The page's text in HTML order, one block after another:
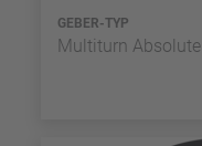
GEBER-TYP
Multiturn Absolute